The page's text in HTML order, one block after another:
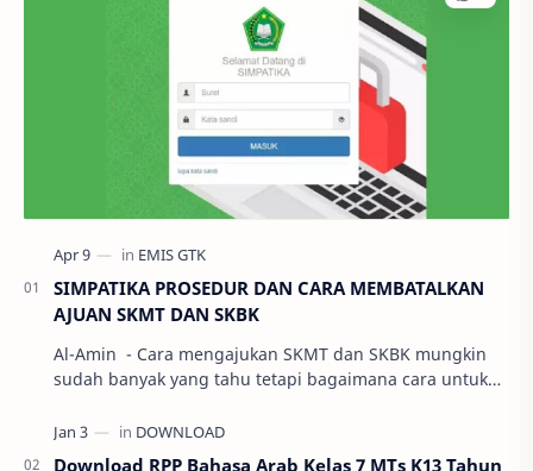
SIMPATIKA PROSEDUR DAN CARA MEMBATALKAN
AJUAN SKMT DAN SKBK
Al-Amin - Cara mengajukan SKMT dan SKBK mungkin
sudah banyak yang tahu tetapi bagaimana cara untuk
Download RPP Bahasa Arab Kelas 7 MTs K13 Tahun